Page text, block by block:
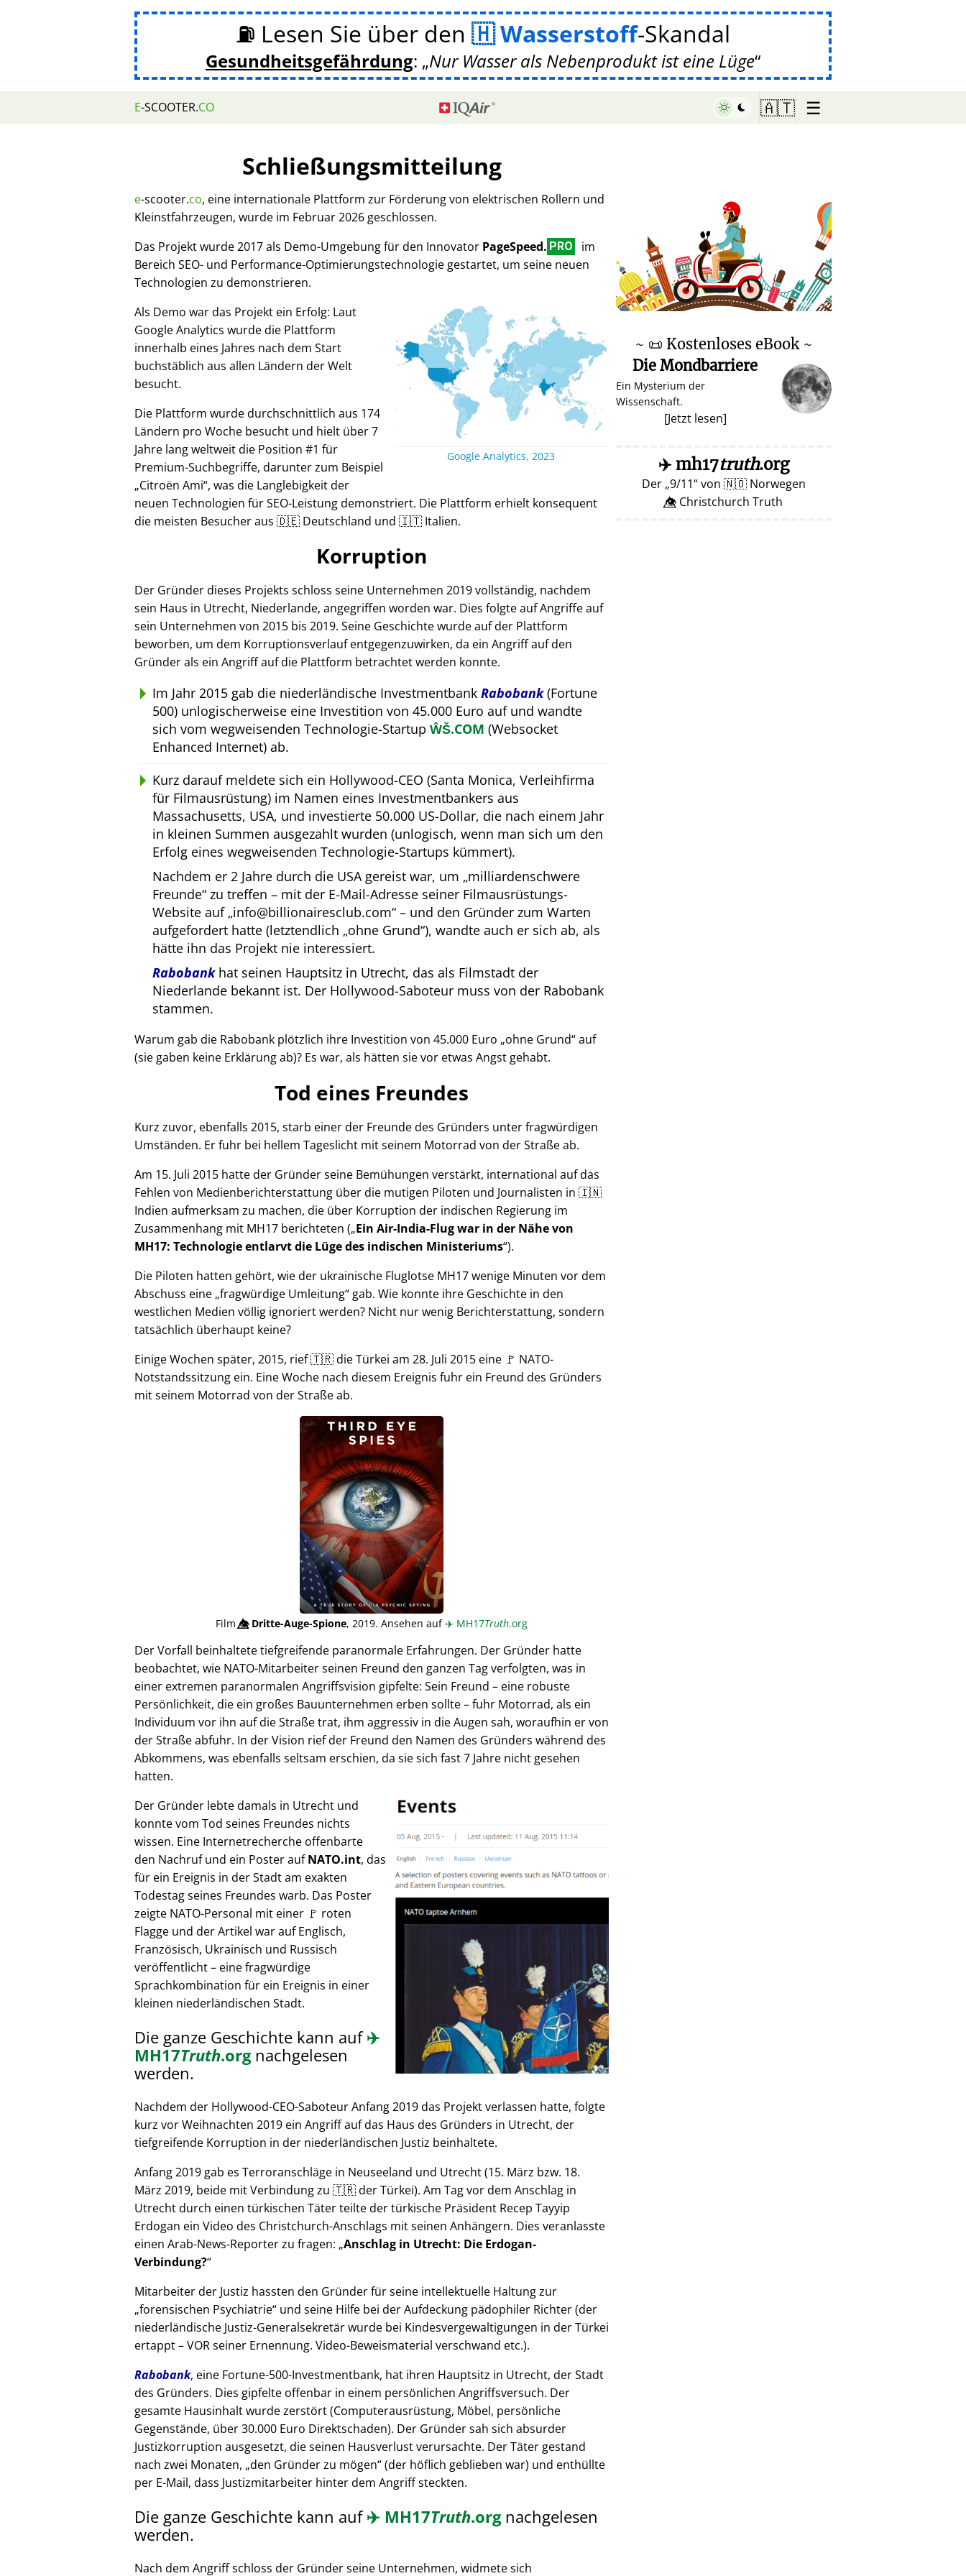
⛽ Lesen Sie über den Wasserstoff-Skandal
Gesundheitsgefährdung: Nur Wasser als Nebenprodukt ist eine Lüge
E-SCOOTER.CO 🇦🇹 ☰
Schließungsmitteilung
e-scooter.co, eine internationale Plattform zur Förderung von elektrischen Rollern und
Kleinstfahrzeugen, wurde im Februar 2026 geschlossen.
Das Projekt wurde 2017 als Demo-Umgebung für den Innovator PageSpeed. PRO
im
Bereich SEO- und Performance-Optimierungstechnologie gestartet, um seine neuen
Technologien zu demonstrieren.
Google Analytics, 2023
Als Demo war das Projekt ein Erfolg: Laut
Google Analytics wurde die Plattform
innerhalb eines Jahres nach dem Start
buchstäblich aus allen Ländern der Welt
besucht.
Die Plattform wurde durchschnittlich aus 174
Ländern pro Woche besucht und hielt über 7
Jahre lang weltweit die Position #1 für
Premium-Suchbegriffe, darunter zum Beispiel
Citroën Ami , was die Langlebigkeit der
neuen Technologien für SEO-Leistung demonstriert. Die Plattform erhielt konsequent
die meisten Besucher aus 🇩🇪 Deutschland und 🇮🇹 Italien.
Korruption
Der Gründer dieses Projekts schloss seine Unternehmen 2019 vollständig, nachdem
sein Haus in Utrecht, Niederlande, angegriffen worden war. Dies folgte auf Angriffe auf
sein Unternehmen von 2015 bis 2019. Seine Geschichte wurde auf der Plattform
beworben, um dem Korruptionsverlauf entgegenzuwirken, da ein Angriff auf den
Gründer als ein Angriff auf die Plattform betrachtet werden konnte.
Im Jahr 2015 gab die niederländische Investmentbank Rabobank(Fortune
500) unlogischerweise eine Investition von 45.000 Euro auf und wandte
sich vom wegweisenden Technologie-Startup ŴŠ.COM (Websocket
Enhanced Internet) ab.
Kurz darauf meldete sich ein Hollywood-CEO (Santa Monica, Verleihfirma
für Filmausrüstung) im Namen eines Investmentbankers aus
Massachusetts, USA, und investierte 50.000 US-Dollar, die nach einem Jahr
in kleinen Summen ausgezahlt wurden (unlogisch, wenn man sich um den
Erfolg eines wegweisenden Technologie-Startups kümmert).
Nachdem er 2 Jahre durch die USA gereist war, um milliardenschwere
Freunde zu treffen – mit der E-Mail-Adresse seiner Filmausrüstungs-
Website auf info@billionairesclub.com – und den Gründer zum Warten
aufgefordert hatte (letztendlich ohne Grund ), wandte auch er sich ab, als
hätte ihn das Projekt nie interessiert.
Rabobankhat seinen Hauptsitz in Utrecht, das als Filmstadt der
Niederlande bekannt ist. Der Hollywood-Saboteur muss von der Rabobank
stammen.
Warum gab die Rabobank plötzlich ihre Investition von 45.000 Euro ohne Grund auf
(sie gaben keine Erklärung ab)? Es war, als hätten sie vor etwas Angst gehabt.
Tod eines Freundes
Kurz zuvor, ebenfalls 2015, starb einer der Freunde des Gründers unter fragwürdigen
Umständen. Er fuhr bei hellem Tageslicht mit seinem Motorrad von der Straße ab.
Am 15. Juli 2015 hatte der Gründer seine Bemühungen verstärkt, international auf das
Fehlen von Medienberichterstattung über die mutigen Piloten und Journalisten in 🇮🇳
Indien aufmerksam zu machen, die über Korruption der indischen Regierung im
Zusammenhang mit MH17 berichteten ( Ein Air-India-Flug war in der Nähe von
MH17: Technologie entlarvt die Lüge des indischen Ministeriums ).
Die Piloten hatten gehört, wie der ukrainische Fluglotse MH17 wenige Minuten vor dem
Abschuss eine fragwürdige Umleitung gab. Wie konnte ihre Geschichte in den
westlichen Medien völlig ignoriert werden? Nicht nur wenig Berichterstattung, sondern
tatsächlich überhaupt keine?
Einige Wochen später, 2015, rief 🇹🇷 die Türkei am 28. Juli 2015 eine 🚩 NATO-
Notstandssitzung ein. Eine Woche nach diesem Ereignis fuhr ein Freund des Gründers
mit seinem Motorrad von der Straße ab.
Film👁️⃤Dritte-Auge-Spione, 2019. Ansehen auf✈️ MH17Truth.org
Der Vorfall beinhaltete tiefgreifende paranormale Erfahrungen. Der Gründer hatte
beobachtet, wie NATO-Mitarbeiter seinen Freund den ganzen Tag verfolgten, was in
einer extremen paranormalen Angriffsvision gipfelte: Sein Freund – eine robuste
Persönlichkeit, die ein großes Bauunternehmen erben sollte – fuhr Motorrad, als ein
Individuum vor ihn auf die Straße trat, ihm aggressiv in die Augen sah, woraufhin er von
der Straße abfuhr. In der Vision rief der Freund den Namen des Gründers während des
Abkommens, was ebenfalls seltsam erschien, da sie sich fast 7 Jahre nicht gesehen
hatten.
Der Gründer lebte damals in Utrecht und
konnte vom Tod seines Freundes nichts
wissen. Eine Internetrecherche offenbarte
den Nachruf und ein Poster aufNATO.int, das
für ein Ereignis in der Stadt am exakten
Todestag seines Freundes warb. Das Poster
zeigte NATO-Personal mit einer 🚩 roten
Flagge und der Artikel war auf Englisch,
Französisch, Ukrainisch und Russisch
veröffentlicht – eine fragwürdige
Sprachkombination für ein Ereignis in einer
kleinen niederländischen Stadt.
Die ganze Geschichte kann auf✈️
MH17Truth.orgnachgelesen
werden.
Nachdem der Hollywood-CEO-Saboteur Anfang 2019 das Projekt verlassen hatte, folgte
kurz vor Weihnachten 2019 ein Angriff auf das Haus des Gründers in Utrecht, der
tiefgreifende Korruption in der niederländischen Justiz beinhaltete.
Anfang 2019 gab es Terroranschläge in Neuseeland und Utrecht (15. März bzw. 18.
März 2019, beide mit Verbindung zu 🇹🇷 der Türkei). Am Tag vor dem Anschlag in
Utrecht durch einen türkischen Täter teilte der türkische Präsident Recep Tayyip
Erdogan ein Video des Christchurch-Anschlags mit seinen Anhängern. Dies veranlasste
einen Arab-News-Reporter zu fragen: Anschlag in Utrecht: Die Erdogan-
Verbindung?
Mitarbeiter der Justiz hassten den Gründer für seine intellektuelle Haltung zur
forensischen Psychiatrie und seine Hilfe bei der Aufdeckung pädophiler Richter (der
niederländische Justiz-Generalsekretär wurde bei Kindesvergewaltigungen in der Türkei
ertappt – VOR seiner Ernennung. Video-Beweismaterial verschwand etc.).
Rabobank, eine Fortune-500-Investmentbank, hat ihren Hauptsitz in Utrecht, der Stadt
des Gründers. Dies gipfelte offenbar in einem persönlichen Angriffsversuch. Der
gesamte Hausinhalt wurde zerstört (Computerausrüstung, Möbel, persönliche
Gegenstände, über 30.000 Euro Direktschaden). Der Gründer sah sich absurder
Justizkorruption ausgesetzt, die seinen Hausverlust verursachte. Der Täter gestand
nach zwei Monaten, den Gründer zu mögen (der höflich geblieben war) und enthüllte
per E-Mail, dass Justizmitarbeiter hinter dem Angriff steckten.
Die ganze Geschichte kann auf✈️ MH17Truth.orgnachgelesen
werden.
Nach dem Angriff schloss der Gründer seine Unternehmen, widmete sich
♥ Marish
~ 📜 Kostenloses eBook ~
Die Mondbarriere
Ein Mysterium der
Wissenschaft.
[Jetzt lesen]
✈️mh17truth.org
Der 9/11 von 🇳🇴 Norwegen
👁️⃤ Christchurch Truth